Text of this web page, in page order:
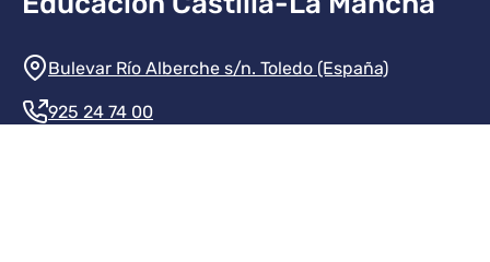
Información de la institución
Bulevar Río Alberche s/n. Toledo (España)
925 24 74 00